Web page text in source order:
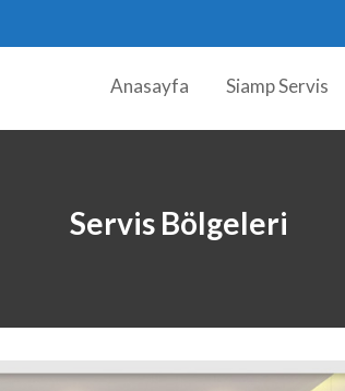
Anasayfa Siamp Servis
Servis Bölgeleri